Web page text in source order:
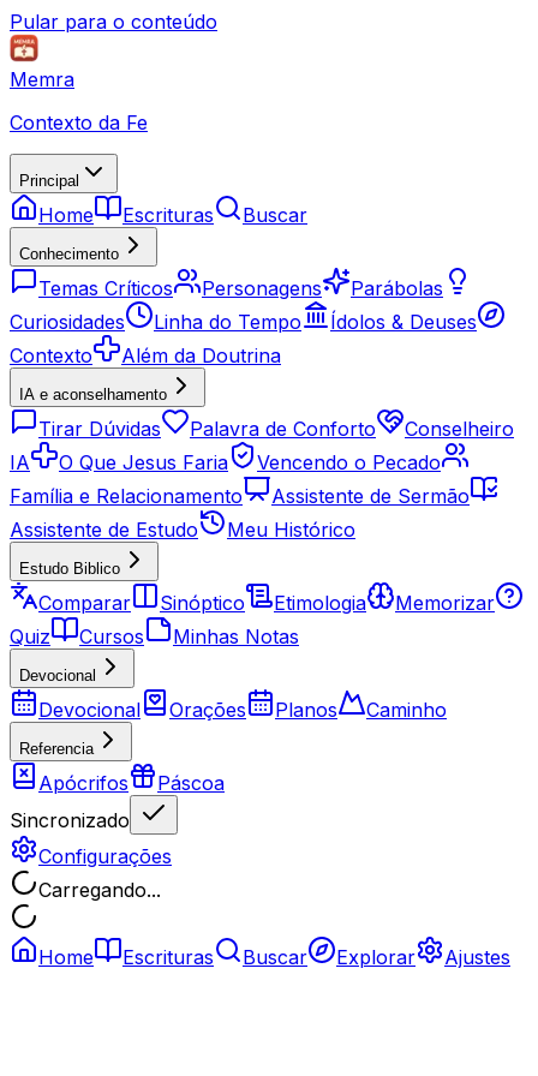
Pular para o conteúdo
Memra
Contexto da Fe
Principal
Home Escrituras Buscar
Conhecimento
Temas Críticos Personagens
Parábolas
Curiosidades
Linha do Tempo
Ídolos & Deuses
Contexto
Além da Doutrina
IA e aconselhamento
Tirar Dúvidas Palavra de Conforto
Conselheiro
IA
O Que Jesus Faria
Vencendo o Pecado
Família e Relacionamento
Assistente de Sermão
Assistente de Estudo
Meu Histórico
Estudo Biblico
Comparar Sinóptico Etimologia
Memorizar
Quiz
Cursos Minhas Notas
Devocional
Devocional Orações Planos Caminho
Referencia
Apócrifos
Páscoa
Sincronizado
Configurações
Carregando...
Home Escrituras Buscar Explorar Ajustes